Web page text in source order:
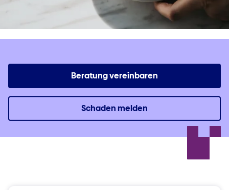
Beratung vereinbaren
Schaden melden